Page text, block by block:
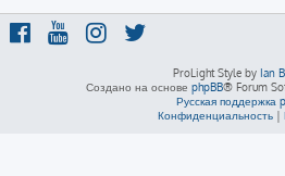
ProLight Style by Ian
Создано на основе phpBB® Forum
Русская поддержка
Конфиденциальность |